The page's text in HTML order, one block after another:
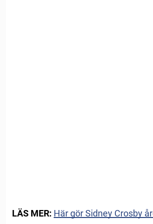
LÄS MER: Här gör Sidney Crosby